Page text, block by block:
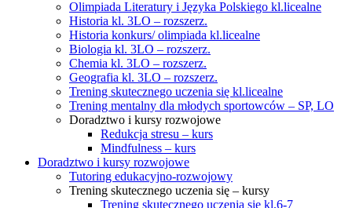
Olimpiada Literatury i Języka Polskiego kl.licealne
Historia kl. 3LO – rozszerz.
Historia konkurs/ olimpiada kl.licealne
Biologia kl. 3LO – rozszerz.
Chemia kl. 3LO – rozszerz.
Geografia kl. 3LO – rozszerz.
Trening skutecznego uczenia się kl.licealne
Trening mentalny dla młodych sportowców – SP, LO
Doradztwo i kursy rozwojowe
Redukcja stresu – kurs
Mindfulness – kurs
Doradztwo i kursy rozwojowe
Tutoring edukacyjno-rozwojowy
Trening skutecznego uczenia się – kursy
Trening skutecznego uczenia się kl.6-7